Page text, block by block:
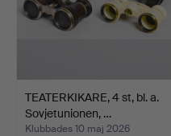
TEATERKIKARE, 4 st, bl. a.
Sovjetunionen, …
Klubbades 10 maj 2026